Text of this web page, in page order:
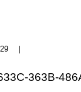
｜
363B-